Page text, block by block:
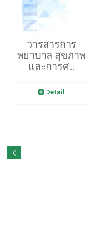
วารสารการ
พยาบาล สุขภาพ
และการศ...
Detail